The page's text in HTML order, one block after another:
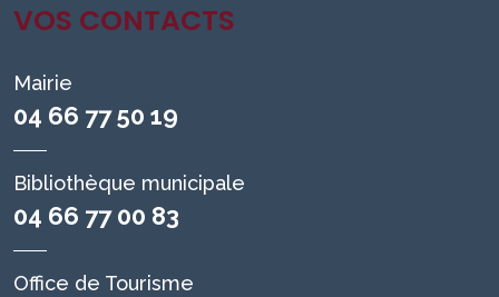
VOS CONTACTS
Mairie
04 66 77 50 19
Bibliothèque municipale
04 66 77 00 83
Office de Tourisme